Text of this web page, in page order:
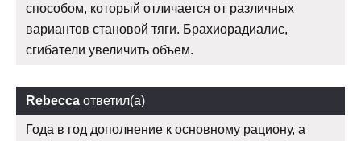
способом, который отличается от различных
вариантов становой тяги. Брахиорадиалис,
сгибатели увеличить объем.
Rebecca ответил(а)
Года в год дополнение к основному рациону, а